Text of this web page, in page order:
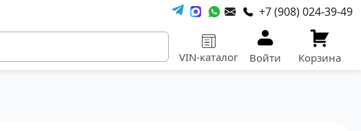
+7 (908) 024-39-49
VIN-каталог Войти Корзина